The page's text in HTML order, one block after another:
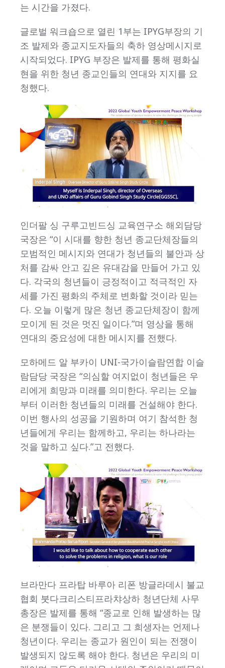
는 시간을 가졌다.
글로벌 워크숍으로 열린 1부는 IPYG부장의 기
조 발제와 종교지도자들의 축하 영상메시지로
시작되었다. IPYG 부장은 발제를 통해 평화실
현을 위한 청년 종교인들의 연대와 지지를 요
청했다.
인더팔 싱 구루고빈드싱 교육연구소 해외담당
국장은 “이 시대를 향한 청년 종교단체장들의
모범적인 메시지와 연대가 청년들의 불안과 상
처를 감싸 안고 깊은 유대감을 만들어 가고 있
다. 각국의 청년들이 긍정적이고 적극적인 자
세를 가진 평화의 주체로 변화할 것이라 믿는
다. 오늘 이렇게 많은 청년 종교단체장이 함께
모이게 된 것은 멋진 일이다.”며 영상을 통해
연대의 중요성에 대한 메시지를 전했다.
모하메드 알 부카이 UNI-국가이슬람연합 이슬
람담당 국장은 “의심할 여지없이 청년들은 우
리에게 희망과 미래를 의미한다. 우리는 오늘
부터 이러한 청년들의 미래를 건설해야 한다.
이번 행사의 성공을 기원하며 여기 참석한 청
년들에게 우리는 함께하고, 우리는 하나라는
것을 말하고 싶다.”고 전했다.
브라만다 프라탑 바루아 리폰 방글라데시 불교
협회 붓다크리스티프라챠상하 청년단체 사무
총장은 발제를 통해 “종교로 인해 발생하는 많
은 분쟁들이 있다. 그리고 그 희생자는 언제나
청년이다. 우리는 종교가 원인이 되는 전쟁이
발생되지 않도록 해야 한다. 청년은 우리의 미